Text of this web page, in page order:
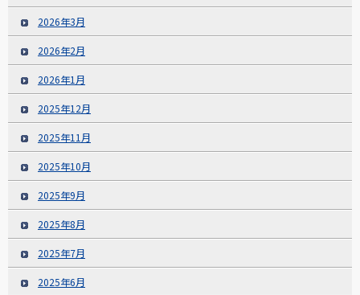
2026年3月
2026年2月
2026年1月
2025年12月
2025年11月
2025年10月
2025年9月
2025年8月
2025年7月
2025年6月